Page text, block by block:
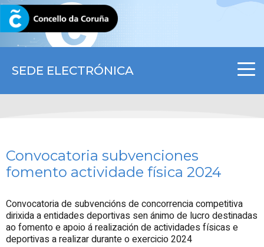
SEDE ELECTRÓNICA
CORUNA.GAL
Convocatoria subvenciones
fomento actividade física 2024
Convocatoria de subvencións de concorrencia competitiva
dirixida a entidades deportivas sen ánimo de lucro destinadas
ao fomento e apoio á realización de actividades físicas e
deportivas a realizar durante o exercicio 2024